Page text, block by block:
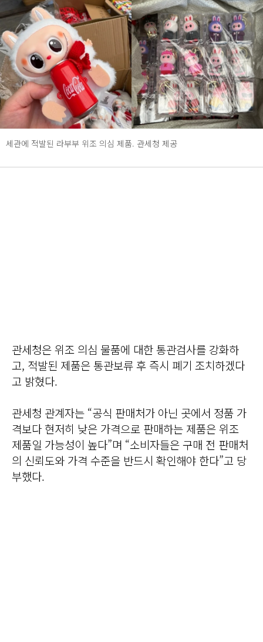
세관에 적발된 라부부 위조 의심 제품. 관세청 제공
관세청은 위조 의심 물품에 대한 통관검사를 강화하
고, 적발된 제품은 통관보류 후 즉시 폐기 조치하겠다
고 밝혔다.
관세청 관계자는 “공식 판매처가 아닌 곳에서 정품 가
격보다 현저히 낮은 가격으로 판매하는 제품은 위조
제품일 가능성이 높다”며 “소비자들은 구매 전 판매처
의 신뢰도와 가격 수준을 반드시 확인해야 한다”고 당
부했다.